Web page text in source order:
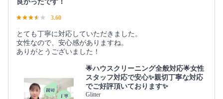
良かったです！
3.60
とても丁寧に対応していただきました。
女性なので、安心感がありますね。
ありがとうございました！
🌟ハウスクリーニング全般対応🌟女性
スタッフ対応で安心✨親切丁寧な対応
でご好評頂いております✨
Glitter